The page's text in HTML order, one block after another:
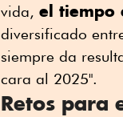
vida, el tiempo
diversificado
siempre da
cara al 2025".
Retos para